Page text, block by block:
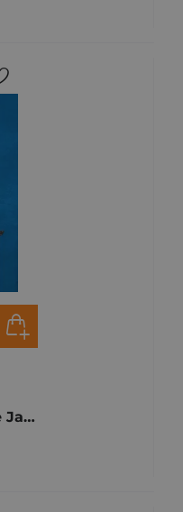
Okręty podwodne Japońskiej Marynarki Wojennej 7 XII 1941 - 2 IX 1945. Organizacja i potencjał bojowy